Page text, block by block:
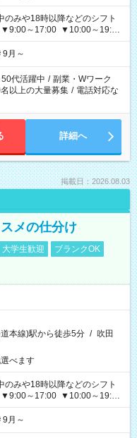
のみや18時以降などのシフト
～17:00 ▼10:00～19:00
月～
代活躍中 / 副業・Wワーク
以上の大量募集 / 電話対応な
詳細へ
掲載日：2026.08.03
メの仕分け
大学生歓迎
ブランクOK
本線)駅から徒歩5分 / 吹田
べます
のみや18時以降などのシフト
～17:00 ▼10:00～19:00
月～